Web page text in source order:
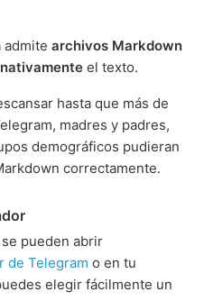
admite archivos Markdown
el texto.
hasta que más de
madres y padres,
demográficos pudieran
correctamente.
pueden abrir
de Telegram o en tu
elegir fácilmente un